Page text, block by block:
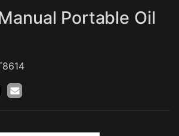
Portable Oil